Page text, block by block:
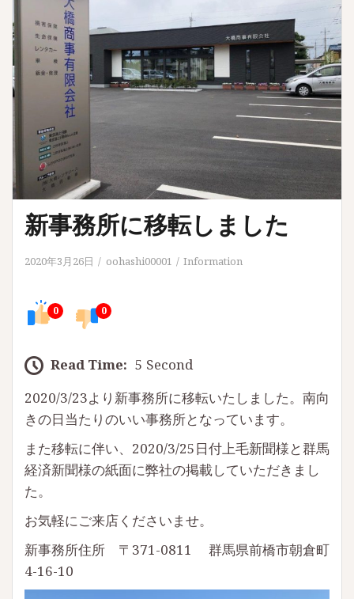
新事務所に移転しました
2020年3月26日 oohashi00001 Information
0 0
Read Time: 5 Second
2020/3/23より新事務所に移転いたしました。南向
きの日当たりのいい事務所となっています。
また移転に伴い、2020/3/25日付上毛新聞様と群馬
経済新聞様の紙面に弊社の掲載していただきまし
た。
お気軽にご来店くださいませ。
新事務所住所 〒371-0811 群馬県前橋市朝倉町
4-16-10